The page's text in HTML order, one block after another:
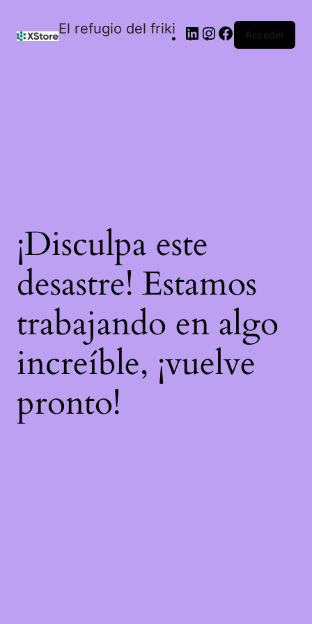
El refugio del friki Acceder
¡Disculpa este
desastre! Estamos
trabajando en algo
increíble, ¡vuelve
pronto!